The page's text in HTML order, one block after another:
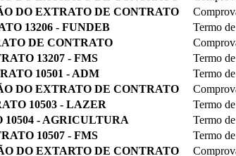
DO EXTRATO DE CONTRATO
13206 - FUNDEB
Termo
DE CONTRATO
13207 - FMS
Termo
10501 - ADM
Termo
DO EXTRATO DE CONTRATO
10503 - LAZER
Termo
- AGRICULTURA
Termo
10507 - FMS
Termo
DO EXTARTO DE CONTRATO